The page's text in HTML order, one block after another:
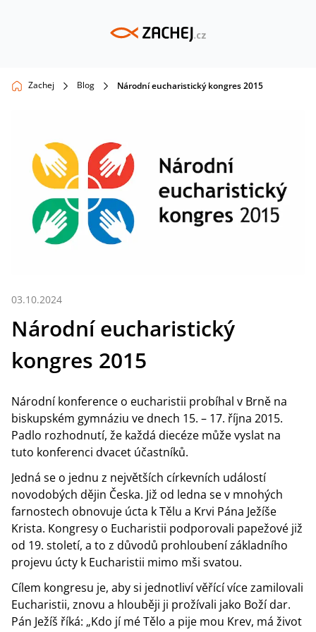
Zachej Blog Národní eucharistický kongres 2015
03.10.2024
Národní eucharistický
kongres 2015
Národní konference o eucharistii probíhal v Brně na
biskupském gymnáziu ve dnech 15. – 17. října 2015.
Padlo rozhodnutí, že každá diecéze může vyslat na
tuto konferenci dvacet účastníků.
Jedná se o jednu z největších církevních událostí
novodobých dějin Česka. Již od ledna se v mnohých
farnostech obnovuje úcta k Tělu a Krvi Pána Ježíše
Krista. Kongresy o Eucharistii podporovali papežové již
od 19. století, a to z důvodů prohloubení základního
projevu úcty k Eucharistii mimo mši svatou.
Cílem kongresu je, aby si jednotliví věřící více zamilovali
Eucharistii, znovu a hlouběji ji prožívali jako Boží dar.
Pán Ježíš říká: „Kdo jí mé Tělo a pije mou Krev, má život